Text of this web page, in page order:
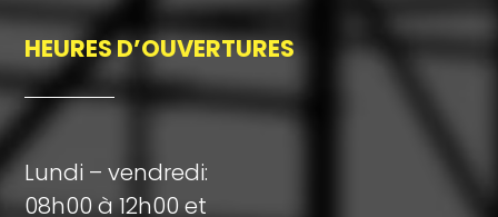
HEURES D’OUVERTURES
Lundi – vendredi:
08h00 à 12h00 et